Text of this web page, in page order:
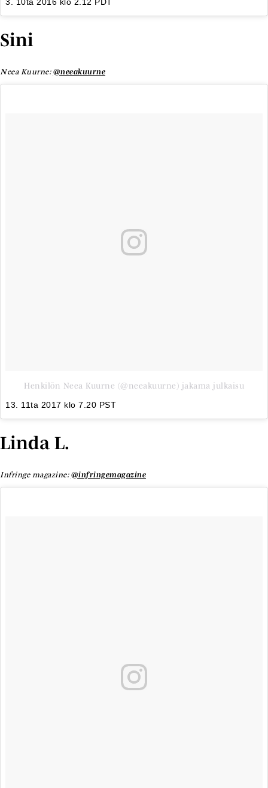
Sini
Neea Kuurne: @neeakuurne
Henkilön Neea Kuurne (@neeakuurne) jakama julkaisu
13. 11ta 2017 klo 7.20 PST
Linda L.
Infringe magazine: @infringemagazine